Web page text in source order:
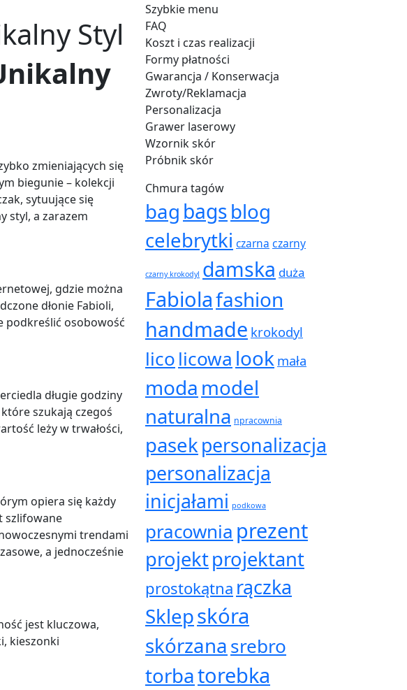
Styl
zmieniających się
biegunie – kolekcji
sytuujące się
styl, a zarazem
gdzie można
dłonie Fabioli,
podkreślić osobowość
długie godziny
szukają czegoś
leży w trwałości,
opiera się każdy
szlifowane
trendami
a jednocześnie
jest kluczowa,
kieszonki
Szybkie menu
FAQ
Koszt i czas realizacji
Formy płatności
Gwarancja / Konserwacja
Zwroty/Reklamacja
Personalizacja
Grawer laserowy
Wzornik skór
Próbnik skór
Chmura tagów
bag bagsblog
celebrytki czarna czarny
czarny krokodyl damska duża
Fabiolafashion
handmade krokodyl
licolicowa look mała
moda model
naturalna npracownia
pasekpersonalizacja
personalizacja
inicjałami podkowa
pracownia prezent
projektprojektant
prostokątna rączka
Sklepskóra
skórzanasrebro
torbatorebka